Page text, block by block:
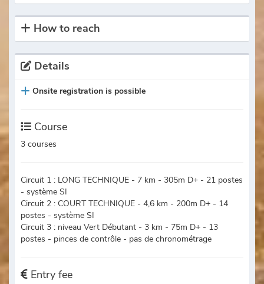
How to reach
Details
Onsite registration is possible
Course
3 courses
Circuit 1 : LONG TECHNIQUE - 7 km - 305m D+ - 21 postes
- système SI
Circuit 2 : COURT TECHNIQUE - 4,6 km - 200m D+ - 14
postes - système SI
Circuit 3 : niveau Vert Débutant - 3 km - 75m D+ - 13
postes - pinces de contrôle - pas de chronométrage
Entry fee